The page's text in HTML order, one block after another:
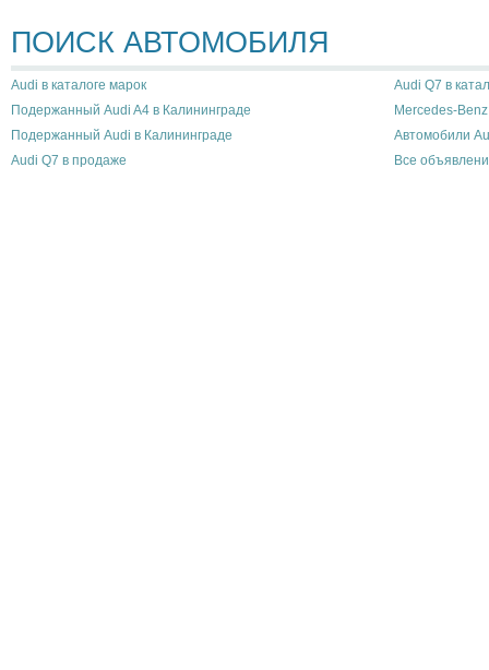
ПОИСК АВТОМОБИЛЯ
Audi в каталоге марок
Audi Q7 в
Подержанный Audi A4 в Калининграде
Mercedes-
Подержанный Audi в Калининграде
Автомобили
Audi Q7 в продаже
Все